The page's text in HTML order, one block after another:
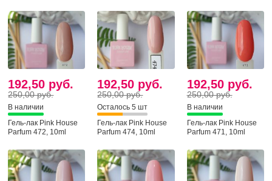
192,50 руб.
250,00 руб.
В наличии
Гель-лак Pink House
Parfum 472, 10ml
192,50 руб.
250,00 руб.
Осталось 5 шт
Гель-лак Pink House
Parfum 474, 10ml
192,50 руб.
250,00 руб.
В наличии
Гель-лак Pink House
Parfum 471, 10ml